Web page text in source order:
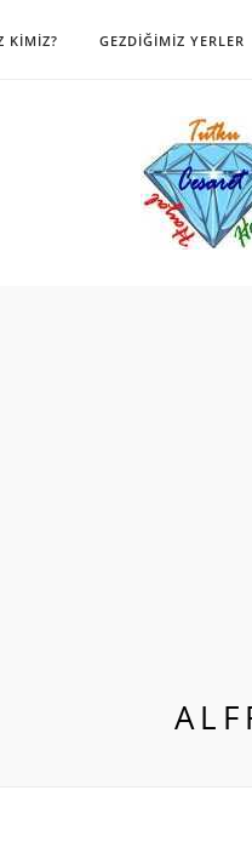
KİMİZ? GEZDIĞIMIZ YERLER